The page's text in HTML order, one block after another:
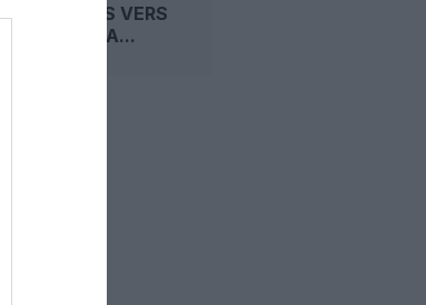
D’AFFAIRES VERS
LE CANADA...